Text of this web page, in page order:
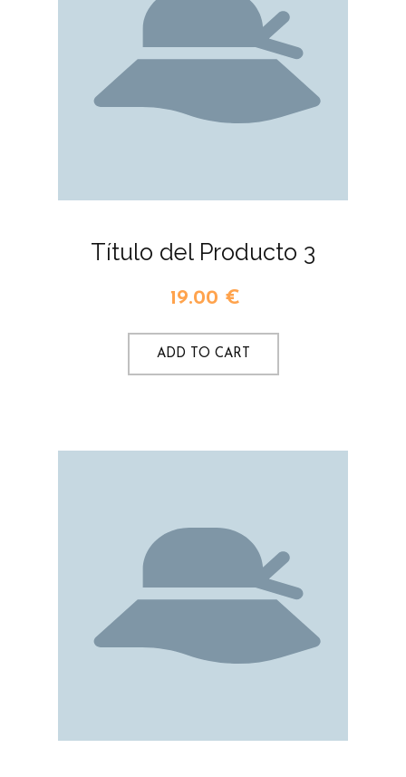
Título del Producto 3
19.00 €
ADD TO CART